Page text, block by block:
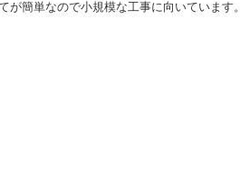
が簡単なので小規模な工事に向いています。